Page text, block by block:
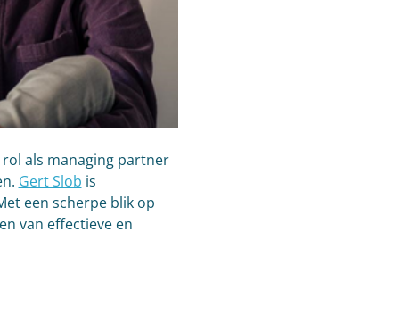
als managing partner
Gert Slob is
een scherpe blik op
van effectieve en